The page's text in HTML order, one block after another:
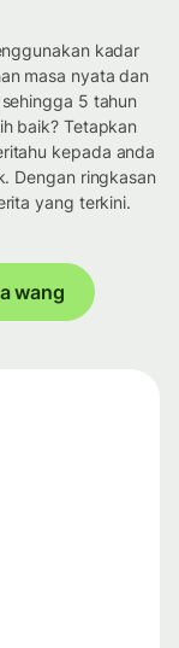
kadar
masa nyata dan
5 tahun
baik? Tetapkan
kepada anda
Dengan ringkasan
yang terkini.
wang